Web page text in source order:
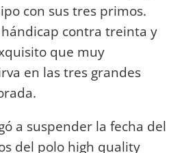
con sus tres primos.
contra treinta y
que muy
en las tres grandes
a suspender la fecha del
del polo high quality